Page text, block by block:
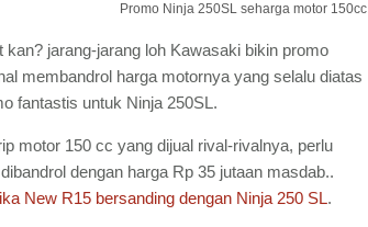
Promo Ninja 250SL seharga motor 150cc
jarang-jarang loh Kawasaki bikin promo
membandrol harga motornya yang selalu diatas
fantastis untuk Ninja 250SL.
motor 150 cc yang dijual rival-rivalnya, perlu
dengan harga Rp 35 jutaan masdab..
New R15 bersanding dengan Ninja 250 SL.